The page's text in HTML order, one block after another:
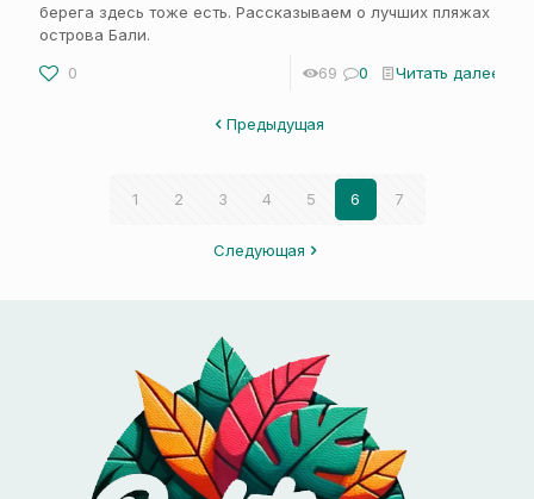
берега здесь тоже есть. Рассказываем о лучших пляжах
острова Бали.
0
69 0 Читать далее
Предыдущая
1 2 3 4 5 6 7
Следующая